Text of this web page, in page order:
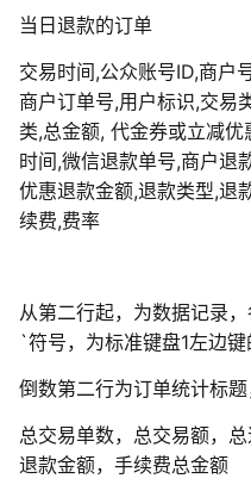
当日退款的订单
交易时间,公众账号ID,商户
商户订单号,用户标识,交易
类,总金额, 代金券或立减
时间,微信退款单号,商户退
优惠退款金额,退款类型,退
续费,费率
从第二行起，为数据记录
`符号，为标准键盘1左边键
倒数第二行为订单统计标
总交易单数，总交易额，
退款金额，手续费总金额